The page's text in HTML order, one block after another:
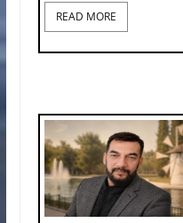
READ MORE